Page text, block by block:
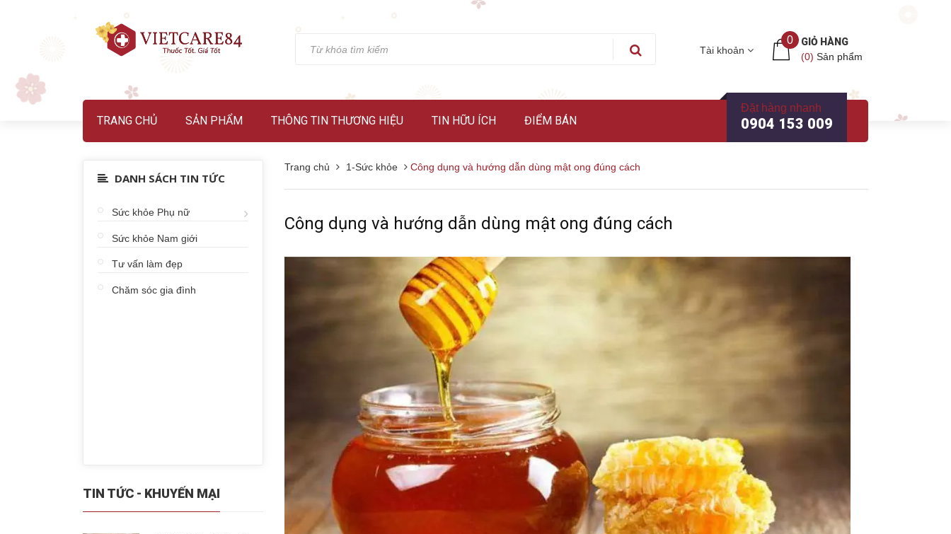
Tài khoản
0
GIỎ HÀNG
(0) Sản phẩm
TRANG CHỦ SẢN PHẨM THÔNG TIN THƯƠNG HIỆU TIN HỮU ÍCH ĐIỂM BÁN
Đặt hàng nhanh
0904 153 009
Trang chủ 1-Sức khỏe Công dụng và hướng dẫn dùng mật ong đúng cách
Công dụng và hướng dẫn dùng mật ong đúng cách
DANH SÁCH TIN TỨC
Sức khỏe Phụ nữ
Sức khỏe Nam giới
Tư vấn làm đẹp
Chăm sóc gia đình
TIN TỨC - KHUYẾN MẠI